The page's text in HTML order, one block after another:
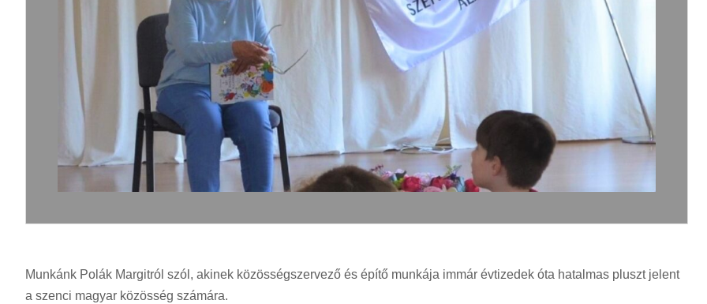
Munkánk Polák Margitról szól, akinek közösségszervező és építő munkája immár évtizedek óta hatalmas pluszt jelent
a szenci magyar közösség számára.